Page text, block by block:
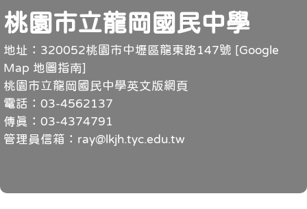
頁尾
桃園市立龍岡國民中學
地址：320052桃園市中壢區龍東路147號 [Google
Map 地圖指南]
桃園市立龍岡國民中學英文版網頁
電話：03-4562137
傳真：03-4374791
管理員信箱：ray@lkjh.tyc.edu.tw